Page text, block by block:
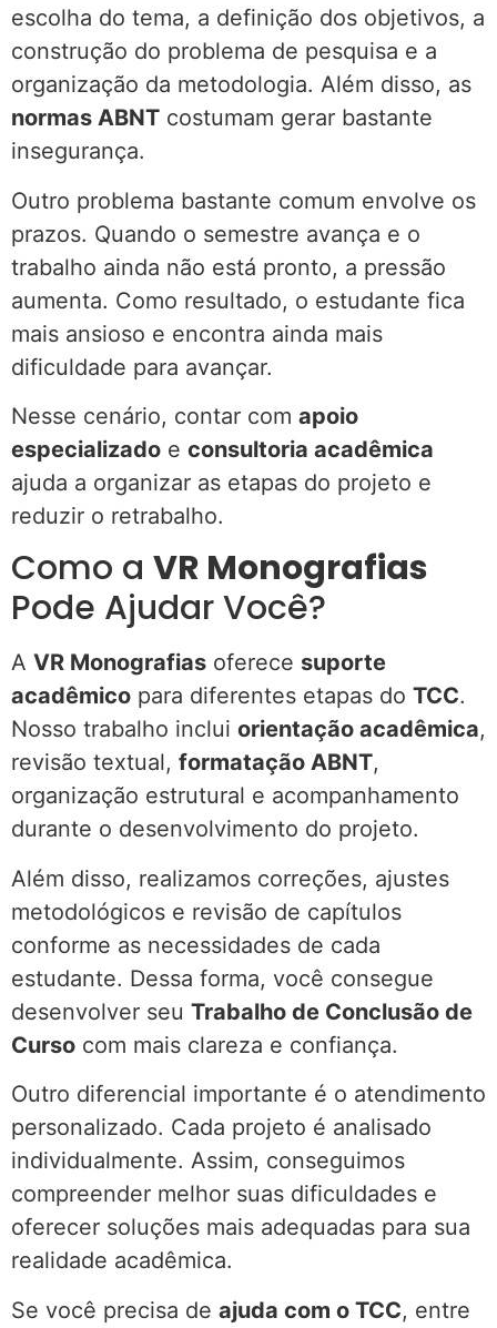
escolha do tema, a definição dos objetivos, a
construção do problema de pesquisa e a
organização da metodologia. Além disso, as
normas ABNT costumam gerar bastante
insegurança.
Outro problema bastante comum envolve os
prazos. Quando o semestre avança e o
trabalho ainda não está pronto, a pressão
aumenta. Como resultado, o estudante fica
mais ansioso e encontra ainda mais
dificuldade para avançar.
Nesse cenário, contar com apoio
especializado e consultoria acadêmica
ajuda a organizar as etapas do projeto e
reduzir o retrabalho.
Como a VR Monografias
Pode Ajudar Você?
A VR Monografias oferece suporte
acadêmico para diferentes etapas do TCC.
Nosso trabalho inclui orientação acadêmica,
revisão textual, formatação ABNT,
organização estrutural e acompanhamento
durante o desenvolvimento do projeto.
Além disso, realizamos correções, ajustes
metodológicos e revisão de capítulos
conforme as necessidades de cada
estudante. Dessa forma, você consegue
desenvolver seu Trabalho de Conclusão de
Curso com mais clareza e confiança.
Outro diferencial importante é o atendimento
personalizado. Cada projeto é analisado
individualmente. Assim, conseguimos
compreender melhor suas dificuldades e
oferecer soluções mais adequadas para sua
realidade acadêmica.
Se você precisa de ajuda com o TCC, entre